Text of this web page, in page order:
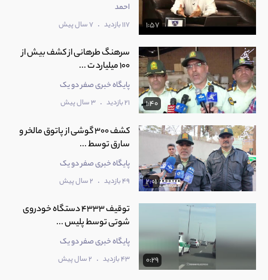
1:57
احمد
117 بازدید . 7 سال پیش
1:40
سرهنگ طرهانی از کشف بیش از
100 میلیارد ت ...
پایگاه خبری صفر دو یک
21 بازدید . 3 سال پیش
2:01
کشف 300 گوشی از پاتوق مالخر و
سارق توسط ...
پایگاه خبری صفر دو یک
49 بازدید . 2 سال پیش
0:29
توقیف 4333 دستگاه خودروی
شوتی توسط پلیس ...
پایگاه خبری صفر دو یک
43 بازدید . 2 سال پیش